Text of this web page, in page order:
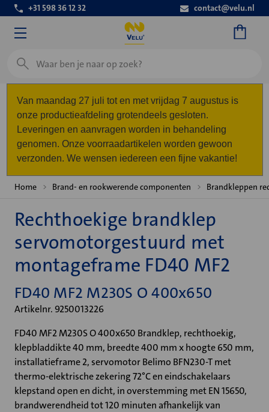
+31 598 36 12 32 contact@velu.nl
Zoeken
Van maandag 27 juli tot en met vrijdag 7 augustus is
onze productieafdeling grotendeels gesloten.
Leveringen en aanvragen worden in behandeling
genomen. Onze voorraadartikelen worden gewoon
verzonden. We wensen iedereen een fijne vakantie!
Home Brand- en rookwerende componenten Brandkleppen
Rechthoekige brandklep
servomotorgestuurd met
montageframe FD40 MF2
FD40 MF2 M230S O 400x650
Artikelnr. 9250013226
FD40 MF2 M230S O 400x650 Brandklep, rechthoekig,
klepbladdikte 40 mm, breedte 400 mm x hoogte 650 mm,
installatieframe 2, servomotor Belimo BFN230-T met
thermo-elektrische zekering 72°C en eindschakelaars
klepstand open en dicht, in overstemming met EN 15650,
brandwerendheid tot 120 minuten afhankelijk van